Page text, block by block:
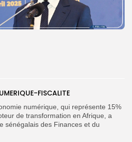
FISCALITE
numérique, qui représente 15%
de transformation en Afrique, a
sénégalais des Finances et du